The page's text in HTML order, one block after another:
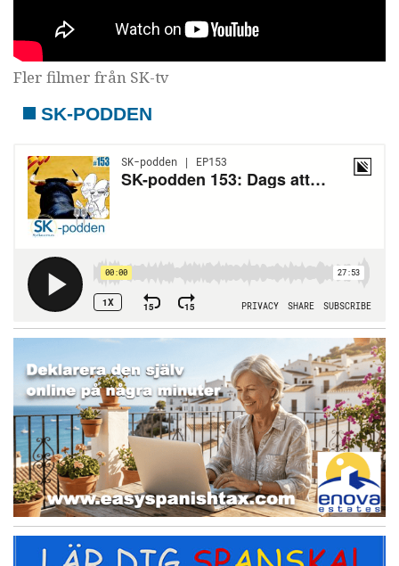
Fler filmer från SK-tv
SK-PODDEN